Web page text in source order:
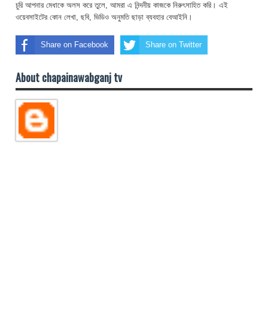
চুরি আপনার মেধাকে অলস করে তুলে, আমরা এ নিন্দনীয় কাজকে নিরুৎসাহিত করি। এই
ওয়েবসাইটের কোন লেখা, ছবি, ভিডিও অনুমতি ছাড়া ব্যবহার বেআইনি।
Share on Facebook Share on Twitter
About chapainawabganj tv